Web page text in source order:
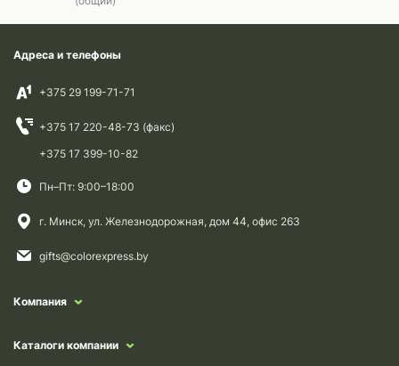
Адреса и телефоны
+375 29 199-71-71
+375 17 220-48-73 (факс)
+375 17 399-10-82
Пн–Пт: 9:00–18:00
г. Минск, ул. Железнодорожная, дом 44, офис 263
gifts@colorexpress.by
Компания
Каталоги компании